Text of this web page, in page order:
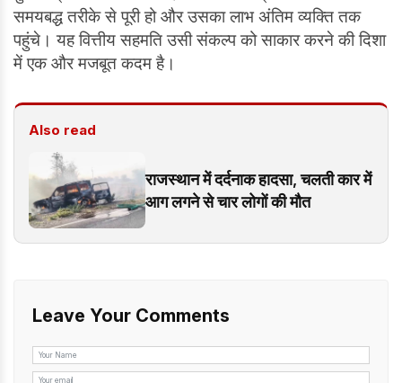
समयबद्ध तरीके से पूरी हो और उसका लाभ अंतिम व्यक्ति तक
पहुंचे। यह वित्तीय सहमति उसी संकल्प को साकार करने की दिशा
में एक और मजबूत कदम है।
Also read
राजस्थान में दर्दनाक हादसा, चलती कार में
आग लगने से चार लोगों की मौत
Leave Your Comments